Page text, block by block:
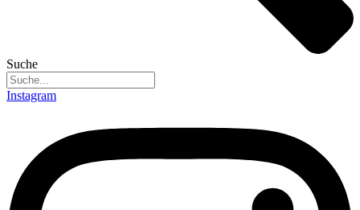
Suche
Instagram